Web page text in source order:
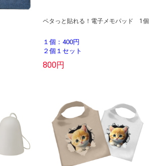
ペタっと貼れる！電子メモパッド 1個
１個：400円
２個１セット
800円